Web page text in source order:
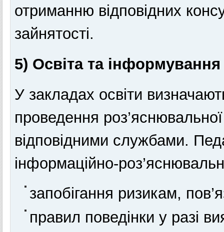
отриманню відповідних
зайнятості.
5) Освіта та
У закладах освіти
проведення
відповідними службами.
інформаційно-
запобігання ризикам,
правил поведінки у разі